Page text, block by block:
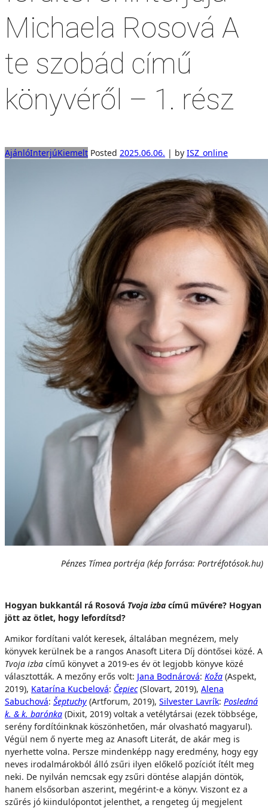
Michaela Rosová A
te szobád című
könyvéről – 1. rész
AjánlóInterjúKiemelt Posted 2025.06.06. | by ISZ_online
Pénzes Tímea portréja (kép forrása: Portréfotósok.hu)
Hogyan bukkantál rá Rosová Tvoja izba című művére? Hogyan
jött az ötlet, hogy lefordítsd?
Amikor fordítani valót keresek, általában megnézem, mely
könyvek kerülnek be a rangos Anasoft Litera Díj döntősei közé. A
Tvoja izba című könyvet a 2019-es év öt legjobb könyve közé
választották. A mezőny erős volt: Jana Bodnárová: Koža (Aspekt,
2019), Katarína Kucbelová: Čepiec(Slovart, 2019), Alena
Sabuchová: Šeptuchy (Artforum, 2019), Silvester Lavrík: Posledná
k. & k. barónka (Dixit, 2019) voltak a vetélytársai (ezek többsége,
serény fordítóinknak köszönhetően, már olvasható magyarul).
Végül nem ő nyerte meg az Anasoft Literát, de akár meg is
nyerhette volna. Persze mindenképp nagy eredmény, hogy egy
neves irodalmárokból álló zsűri ilyen előkelő pozíciót ítélt meg
neki. De nyilván nemcsak egy zsűri döntése alapján döntök,
hanem elsősorban aszerint, megérint-e a könyv. Viszont ez a
szűrés jó kiindulópontot jelenthet, a rengeteg új megjelent